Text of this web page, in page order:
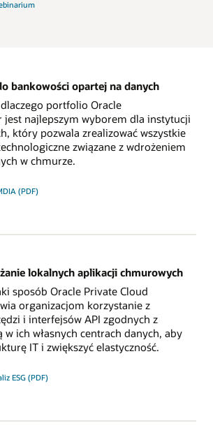
bankowości opartej na danych
portfolio Oracle
jest najlepszym wyborem dla instytucji
który pozwala zrealizować wszystkie
związane z wdrożeniem
w chmurze.
(PDF)
lokalnych aplikacji chmurowych
sposób Oracle Private Cloud
organizacjom korzystanie z
i interfejsów API zgodnych z
ich własnych centrach danych, aby
IT i zwiększyć elastyczność.
ESG (PDF)